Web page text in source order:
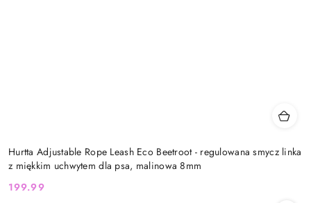
Hurtta Adjustable Rope Leash Eco Beetroot - regulowana smycz linka
z miękkim uchwytem dla psa, malinowa 8mm
Cena:
199.99